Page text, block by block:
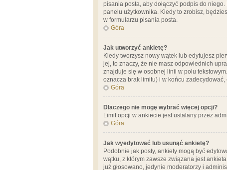
pisania posta, aby dołączyć podpis do
panelu użytkownika. Kiedy to zrobisz,
w formularzu pisania posta.
Góra
Jak utworzyć ankietę?
Kiedy tworzysz nowy wątek lub edytujesz
jej, to znaczy, że nie masz odpowiednich
znajduje się w osobnej linii w polu
oznacza brak limitu) i w końcu
Góra
Dlaczego nie mogę wybrać więcej opcji?
Limit opcji w ankiecie jest ustalany przez
Góra
Jak wyedytować lub usunąć ankietę?
Podobnie jak posty, ankiety mogą być
wątku, z którym zawsze związana jest
już głosowano, jedynie moderatorzy i